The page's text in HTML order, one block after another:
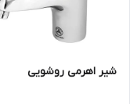
شیر اهرمی روشویی